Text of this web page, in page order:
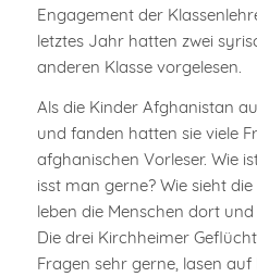
Engagement der
letztes Jahr hatten zwei
anderen Klasse vorgelesen.
Als die Kinder Afghanistan
und fanden hatten sie viele
afghanischen Vorleser. Wie
isst man gerne? Wie sieht
leben die Menschen dort
Die drei Kirchheimer
Fragen sehr gerne, lasen